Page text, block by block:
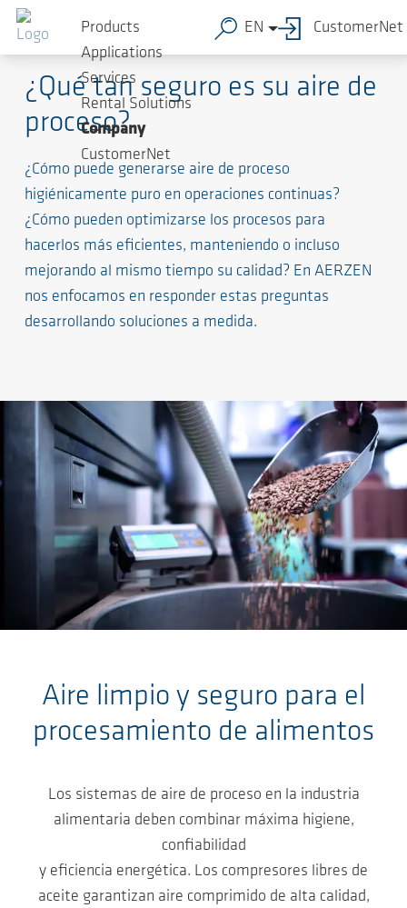
Procesamiento de alimentos
¿Qué tan seguro es su aire de
proceso?
¿Cómo puede generarse aire de proceso
higiénicamente puro en operaciones continuas?
¿Cómo pueden optimizarse los procesos para
hacerlos más eficientes, manteniendo o incluso
mejorando al mismo tiempo su calidad? En AERZEN
nos enfocamos en responder estas preguntas
desarrollando soluciones a medida.
Products
Applications
Services
Rental Solutions
Company
CustomerNet
EN CustomerNet
Aire limpio y seguro para el
procesamiento de alimentos
Los sistemas de aire de proceso en la industria
alimentaria deben combinar máxima higiene,
confiabilidad
y eficiencia energética. Los compresores libres de
aceite garantizan aire comprimido de alta calidad,